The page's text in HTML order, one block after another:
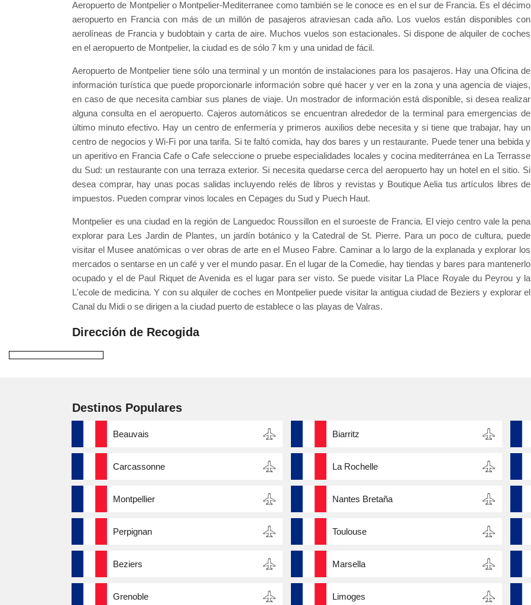
Aeropuerto de Montpelier o Montpelier-Mediterranee como también se le conoce es en el sur de Francia. Es el décimo
aeropuerto en Francia con más de un millón de pasajeros atraviesan cada año. Los vuelos están disponibles con
aerolíneas de Francia y budobtain y carta de aire. Muchos vuelos son estacionales. Si dispone de alquiler de coches
en el aeropuerto de Montpelier, la ciudad es de sólo 7 km y una unidad de fácil.
Aeropuerto de Montpelier tiene sólo una terminal y un montón de instalaciones para los pasajeros. Hay una Oficina de
información turística que puede proporcionarle información sobre qué hacer y ver en la zona y una agencia de viajes,
en caso de que necesita cambiar sus planes de viaje. Un mostrador de información está disponible, si desea realizar
alguna consulta en el aeropuerto. Cajeros automáticos se encuentran alrededor de la terminal para emergencias de
último minuto efectivo. Hay un centro de enfermería y primeros auxilios debe necesita y si tiene que trabajar, hay un
centro de negocios y Wi-Fi por una tarifa. Si te faltó comida, hay dos bares y un restaurante. Puede tener una bebida y
un aperitivo en Francia Cafe o Cafe seleccione o pruebe especialidades locales y cocina mediterránea en La Terrasse
du Sud: un restaurante con una terraza exterior. Si necesita quedarse cerca del aeropuerto hay un hotel en el sitio. Si
desea comprar, hay unas pocas salidas incluyendo relés de libros y revistas y Boutique Aelia tus artículos libres de
impuestos. Pueden comprar vinos locales en Cepages du Sud y Puech Haut.
Montpelier es una ciudad en la región de Languedoc Roussillon en el suroeste de Francia. El viejo centro vale la pena
explorar para Les Jardin de Plantes, un jardín botánico y la Catedral de St. Pierre. Para un poco de cultura, puede
visitar el Musee anatómicas o ver obras de arte en el Museo Fabre. Caminar a lo largo de la explanada y explorar los
mercados o sentarse en un café y ver el mundo pasar. En el lugar de la Comedie, hay tiendas y bares para mantenerlo
ocupado y el de Paul Riquet de Avenida es el lugar para ser visto. Se puede visitar La Place Royale du Peyrou y la
L'ecole de medicina. Y con su alquiler de coches en Montpelier puede visitar la antigua ciudad de Beziers y explorar el
Canal du Midi o se dirigen a la ciudad puerto de establece o las playas de Valras.
Dirección de Recogida
Destinos Populares
Beauvais Biarritz
Carcassonne La Rochelle
Montpellier Nantes Bretaña
Perpignan Toulouse
Beziers Marsella
Grenoble Limoges